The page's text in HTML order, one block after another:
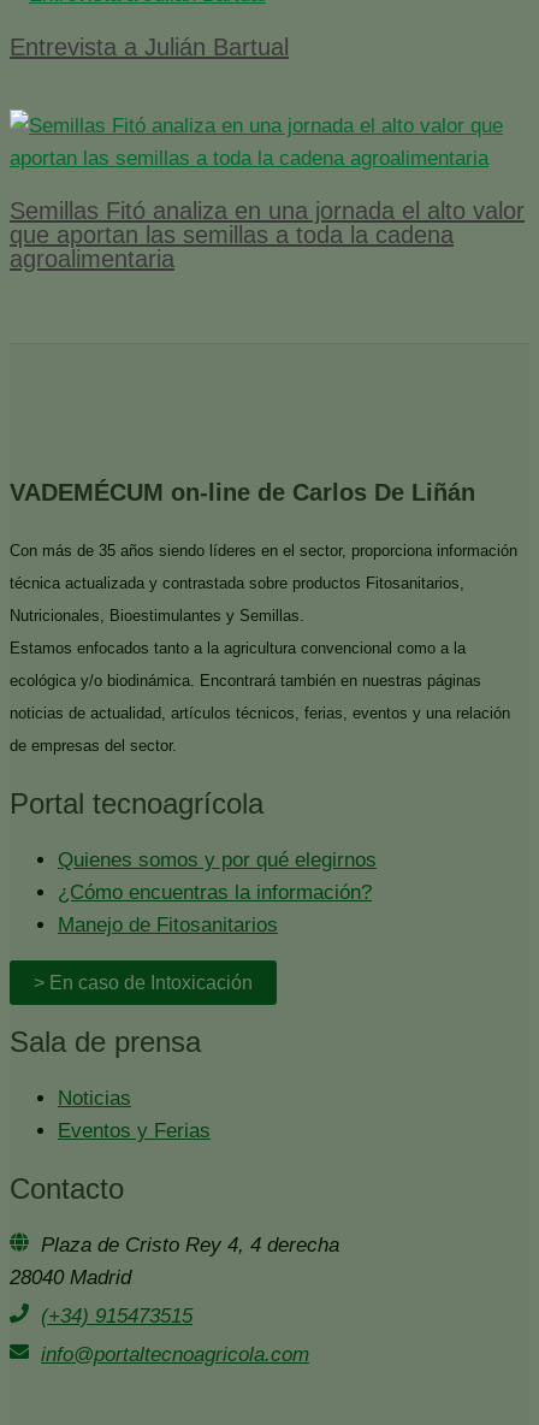
Entrevista a Julián Bartual
Semillas Fitó analiza en una jornada el alto valor
que aportan las semillas a toda la cadena
agroalimentaria
VADEMÉCUM on-line de Carlos De Liñán
Con más de 35 años siendo líderes en el sector, proporciona información
técnica actualizada y contrastada sobre productos Fitosanitarios,
Nutricionales, Bioestimulantes y Semillas.
Estamos enfocados tanto a la agricultura convencional como a la
ecológica y/o biodinámica. Encontrará también en nuestras páginas
noticias de actualidad, artículos técnicos, ferias, eventos y una relación
de empresas del sector.
Portal tecnoagrícola
Quienes somos y por qué elegirnos
¿Cómo encuentras la información?
Manejo de Fitosanitarios
> En caso de Intoxicación
Sala de prensa
Noticias
Eventos y Ferias
Contacto
Plaza de Cristo Rey 4, 4 derecha
28040 Madrid
(+34) 915473515
info@portaltecnoagricola.com